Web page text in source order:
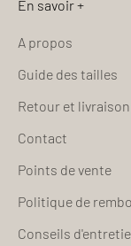
En savoir +
A propos
Guide des tailles
Retour et livraison
Contact
Points de vente
Politique de
Conseils